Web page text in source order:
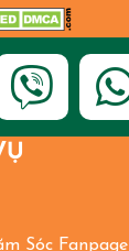
Sóc Fanpage